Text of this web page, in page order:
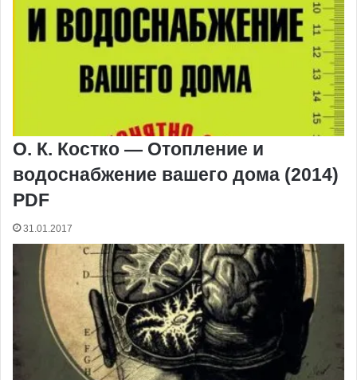
О. К. Костко — Отопление и
водоснабжение вашего дома (2014)
PDF
31.01.2017